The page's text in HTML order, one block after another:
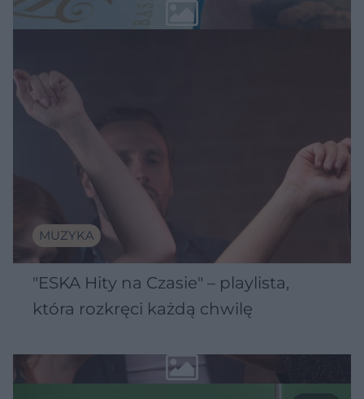
MUZYKA
"ESKA Hity na Czasie" – playlista,
która rozkręci każdą chwilę